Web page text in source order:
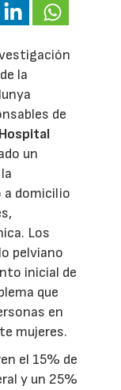
la
de
Hospital
un
a domicilio
Los
pelviano
inicial de
que
en
mujeres.
el 15% de
y un 25%